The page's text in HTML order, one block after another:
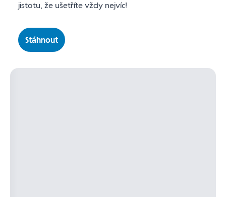
jistotu, že ušetříte vždy nejvíc!
Stáhnout